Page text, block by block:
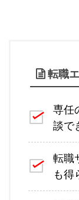
転職
専任
談で
転職
も得